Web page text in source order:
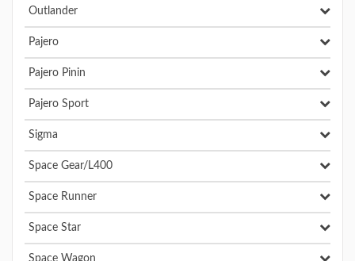
Outlander
Pajero
Pajero Pinin
Pajero Sport
Sigma
Space Gear/L400
Space Runner
Space Star
Space Wagon